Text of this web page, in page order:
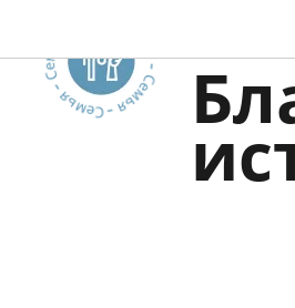
Семья - Семья - Семья - Семья - Семья --